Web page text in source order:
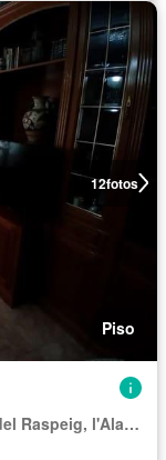
12fotos
Piso
Sant Vicent del Raspeig / San Vicente del Raspeig, l'Alacantí